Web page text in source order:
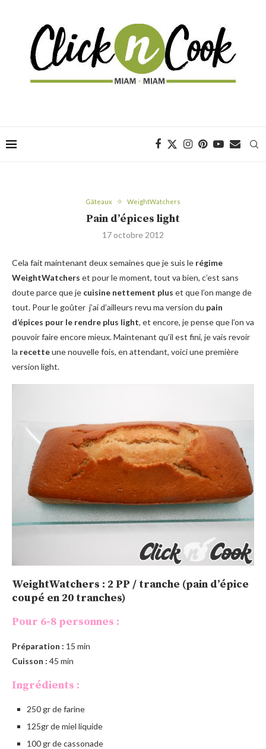
Gâteaux WeightWatchers
Pain d’épices light
17 octobre 2012
Cela fait maintenant deux semaines que je suis le régime
WeightWatchers et pour le moment, tout va bien, c’est sans
doute parce que je cuisine nettement plus et que l’on mange de
tout. Pour le goûter j’ai d’ailleurs revu ma version du pain
d’épices pour le rendre plus light, et encore, je pense que l’on va
pouvoir faire encore mieux. Maintenant qu’il est fini, je vais revoir
la recetteune nouvelle fois, en attendant, voici une première
version light.
WeightWatchers : 2 PP / tranche (pain d’épice
coupé en 20 tranches)
Pour 6-8 personnes :
Préparation : 15 min
Cuisson : 45 min
Ingrédients :
250 gr de farine
125gr de miel liquide
100 gr de cassonade